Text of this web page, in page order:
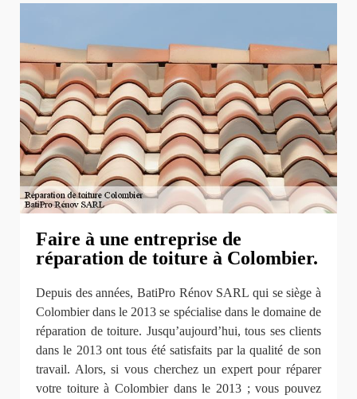
Faire à une entreprise de
réparation de toiture à Colombier.
Depuis des années, BatiPro Rénov SARL qui se siège à
Colombier dans le 2013 se spécialise dans le domaine de
réparation de toiture. Jusqu’aujourd’hui, tous ses clients
dans le 2013 ont tous été satisfaits par la qualité de son
travail. Alors, si vous cherchez un expert pour réparer
votre toiture à Colombier dans le 2013 ; vous pouvez